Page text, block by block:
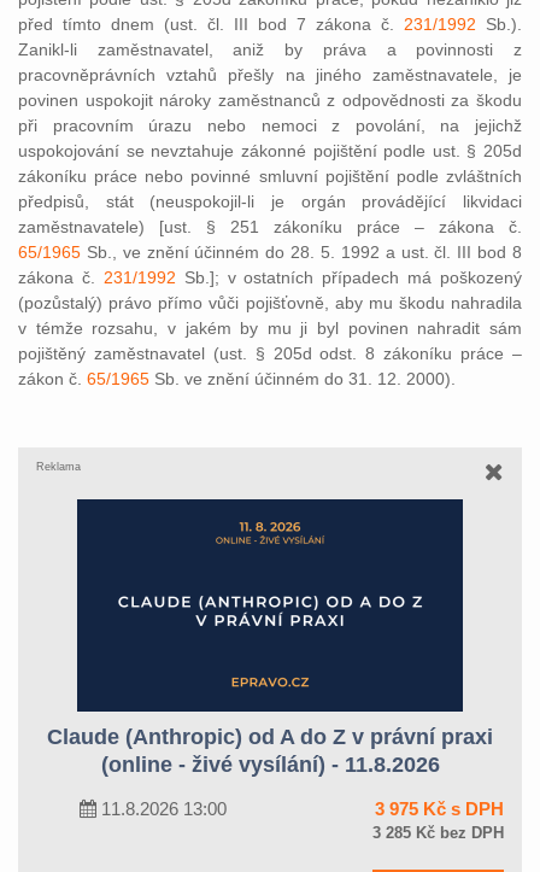
před tímto dnem (ust. čl. III bod 7 zákona č. 231/1992 Sb.).
Zanikl-li zaměstnavatel, aniž by práva a povinnosti z
pracovněprávních vztahů přešly na jiného zaměstnavatele, je
povinen uspokojit nároky zaměstnanců z odpovědnosti za škodu
při pracovním úrazu nebo nemoci z povolání, na jejichž
uspokojování se nevztahuje zákonné pojištění podle ust. § 205d
zákoníku práce nebo povinné smluvní pojištění podle zvláštních
předpisů, stát (neuspokojil-li je orgán provádějící likvidaci
zaměstnavatele) [ust. § 251 zákoníku práce – zákona č.
65/1965 Sb., ve znění účinném do 28. 5. 1992 a ust. čl. III bod 8
zákona č. 231/1992 Sb.]; v ostatních případech má poškozený
(pozůstalý) právo přímo vůči pojišťovně, aby mu škodu nahradila
v témže rozsahu, v jakém by mu ji byl povinen nahradit sám
pojištěný zaměstnavatel (ust. § 205d odst. 8 zákoníku práce –
zákon č. 65/1965 Sb. ve znění účinném do 31. 12. 2000).
Reklama
Claude (Anthropic) od A do Z v právní praxi
(online - živé vysílání) - 11.8.2026
11.8.2026 13:00 3 975 Kč s DPH
3 285 Kč bez DPH